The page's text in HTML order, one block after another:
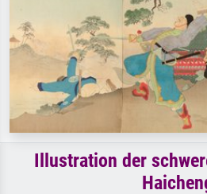
Sternennacht, Impressionismus, Welle
Hokusai, Akt.
Illustration der